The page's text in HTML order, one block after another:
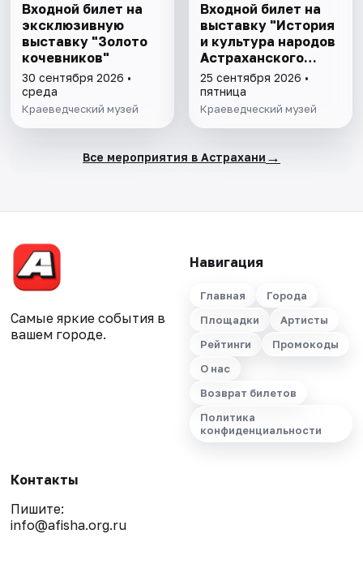
Входной билет на
эксклюзивную
выставку "Золото
кочевников"
30 сентября 2026 •
среда
Краеведческий музей
Входной билет на
выставку "История
и культура народов
Астраханского
края"
25 сентября 2026 •
пятница
Краеведческий музей
Все мероприятия в Астрахани →
Самые яркие события в
вашем городе.
Навигация
Главная
Города
Площадки
Артисты
Рейтинги
Промокоды
О нас
Возврат билетов
Политика
конфиденциальности
Контакты
Пишите:
info@afisha.org.ru